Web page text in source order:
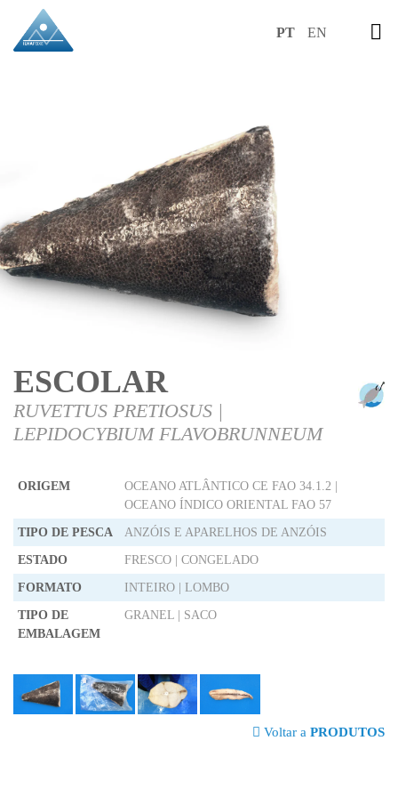
PT EN
ESCOLAR
RUVETTUS PRETIOSUS |
LEPIDOCYBIUM FLAVOBRUNNEUM
ORIGEM
OCEANO ATLÂNTICO CE FAO 34.1.2 |
OCEANO ÍNDICO ORIENTAL FAO 57
TIPO DE PESCA ANZÓIS E APARELHOS DE ANZÓIS
ESTADO FRESCO | CONGELADO
FORMATO INTEIRO | LOMBO
TIPO DE
EMBALAGEM
GRANEL | SACO
Voltar a PRODUTOS